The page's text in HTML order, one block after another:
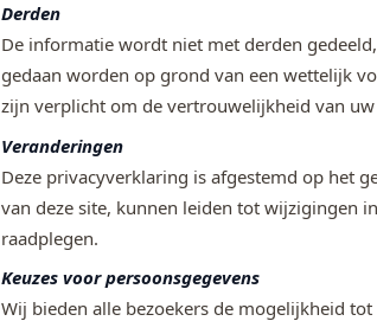
Derden
De informatie wordt niet met derden
gedaan worden op grond van een wettelijk
zijn verplicht om de vertrouwelijkheid van uw
Veranderingen
Deze privacyverklaring is afgestemd op het
van deze site, kunnen leiden tot wijzigingen
raadplegen.
Keuzes voor persoonsgegevens
Wij bieden alle bezoekers de mogelijkheid